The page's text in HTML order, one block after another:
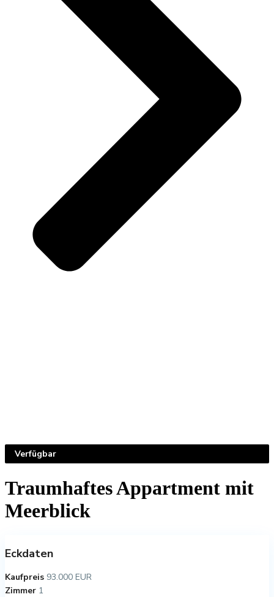
Verfügbar
Traumhaftes Appartment mit
Meerblick
Eckdaten
Kaufpreis 93.000 EUR
Zimmer 1